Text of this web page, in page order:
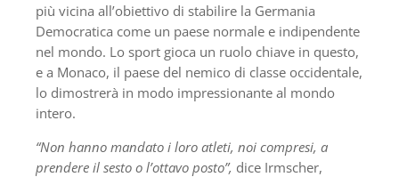
più vicina all’obiettivo di stabilire la Germania
Democratica come un paese normale e indipendente
nel mondo. Lo sport gioca un ruolo chiave in questo,
e a Monaco, il paese del nemico di classe occidentale,
lo dimostrerà in modo impressionante al mondo
intero.
“Non hanno mandato i loro atleti, noi compresi, a
prendere il sesto o l’ottavo posto”, dice Irmscher,